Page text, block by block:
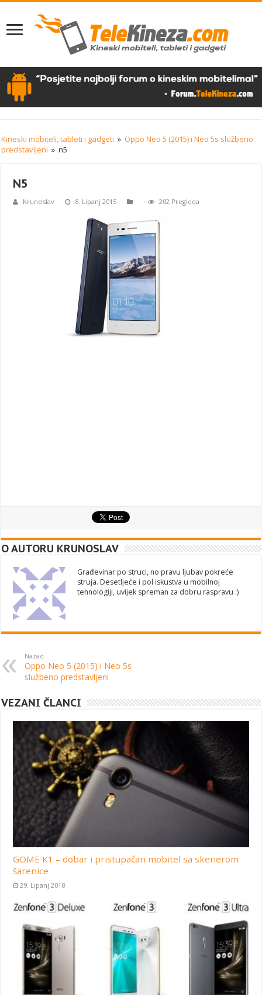
Kineski mobiteli, tableti i gadgeti » Oppo Neo 5 (2015) i Neo 5s službeno
predstavljeni » n5
N5
Krunoslav 8. Lipanj 2015 202 Pregleda
O AUTORU KRUNOSLAV
Građevinar po struci, no pravu ljubav pokreće
struja. Desetljeće i pol iskustva u mobilnoj
tehnologiji, uvijek spreman za dobru raspravu :)
Nazad
Oppo Neo 5 (2015) i Neo 5s
službeno predstavljeni
VEZANI ČLANCI
GOME K1 – dobar i pristupačan mobitel sa skenerom
šarenice
29. Lipanj 2018